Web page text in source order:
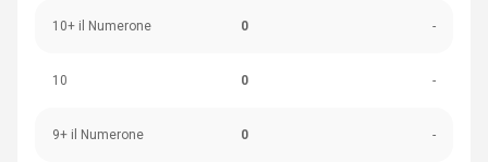
10+ il Numerone 0 -
10 0 -
9+ il Numerone 0 -